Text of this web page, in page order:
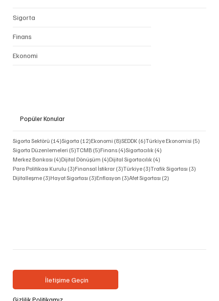
Sigorta
Finans
Ekonomi
Popüler Konular
Sigorta Sektörü (14)14 yazı
Sigorta (12)12 yazı
Ekonomi (8)8 yazı
SEDDK (6)6 yazı
Türkiye Ekonomisi (5)5 yazı
Sigorta Düzenlemeleri (5)5 yazı
TCMB (5)5 yazı
Finans (4)4 yazı
Sigortacılık (4)4 yazı
Merkez Bankası (4)4 yazı
Dijital Dönüşüm (4)4 yazı
Dijital Sigortacılık (4)4 yazı
Para Politikası Kurulu (3)3 yazı
Finansal İstikrar (3)3 yazı
Türkiye (3)3 yazı
Trafik Sigortası (3)3 yazı
Dijitalleşme (3)3 yazı
Hayat Sigortası (3)3 yazı
Enflasyon (3)3 yazı
Afet Sigortası (2)2 yazı
İletişime Geçin
Gizlilik Politikamız